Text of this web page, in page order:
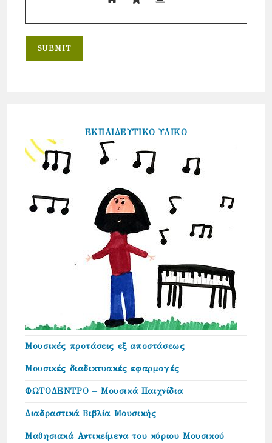
ΕΚΠΑΙΔΕΥΤΙΚΟ ΥΛΙΚΟ
Μουσικές προτάσεις εξ αποστάσεως
Μουσικές διαδικτυακές εφαρμογές
ΦΩΤΟΔΕΝΤΡΟ – Μουσικά Παιχνίδια
Διαδραστικά Βιβλία Μουσικής
Μαθησιακά Αντικείμενα του κύριου Μουσικού